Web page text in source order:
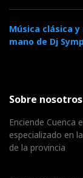
Música clásica
mano de Dj
Sobre nosotros
Enciende Cuenca
especializado en
de la provincia